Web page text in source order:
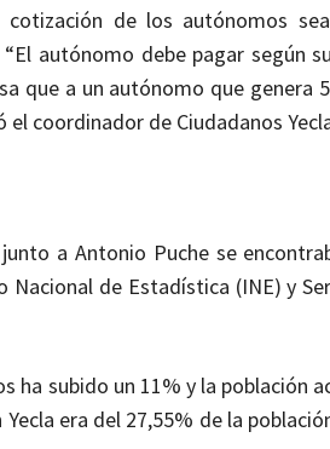
de los autónomos
autónomo debe pagar según
que a un autónomo que genera
el coordinador de Ciudadanos
a Antonio Puche se
de Estadística (INE) y
ha subido un 11% y la población
era del 27,55% de la